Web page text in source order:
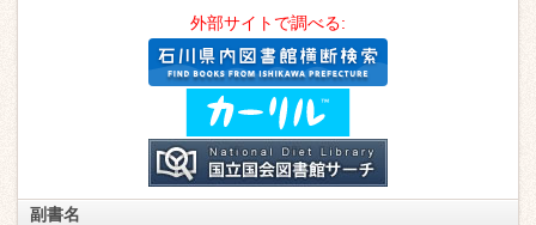
外部サイトで調べる:
副書名